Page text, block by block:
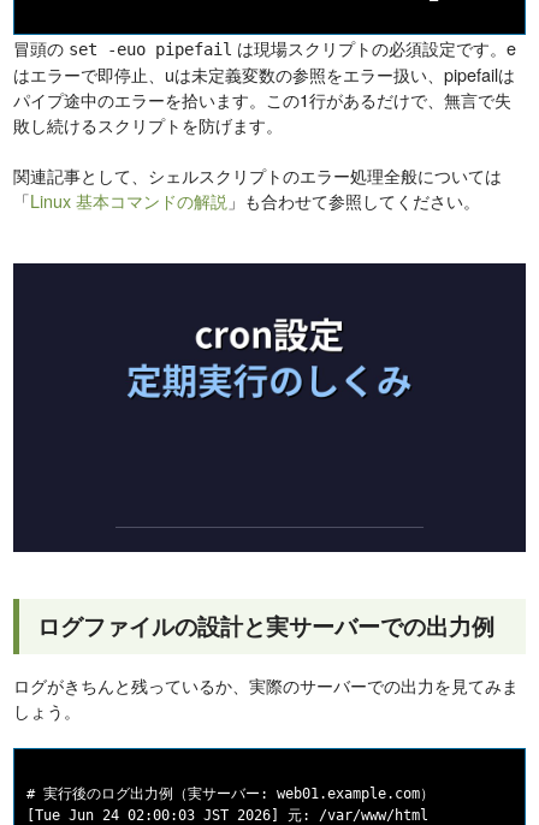
冒頭の set -euo pipefail は現場スクリプトの必須設定です。e
はエラーで即停止、uは未定義変数の参照をエラー扱い、pipefailは
パイプ途中のエラーを拾います。この1行があるだけで、無言で失
敗し続けるスクリプトを防げます。
関連記事として、シェルスクリプトのエラー処理全般については
「Linux 基本コマンドの解説 」も合わせて参照してください。
ログファイルの設計と実サーバーでの出力例
ログがきちんと残っているか、実際のサーバーでの出力を見てみま
しょう。
# 実行後のログ出力例（実サーバー: web01.example.com）
[Tue Jun 24 02:00:03 JST 2026] 元: /var/www/html